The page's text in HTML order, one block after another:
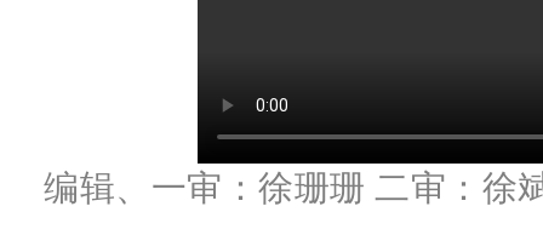
编辑、一审：徐珊珊 二审：徐